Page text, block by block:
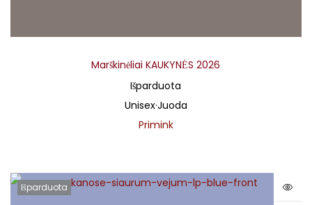
Marškinėliai KAUKYNĖS 2026
Išparduota
Unisex·Juoda
Primink
Išparduota